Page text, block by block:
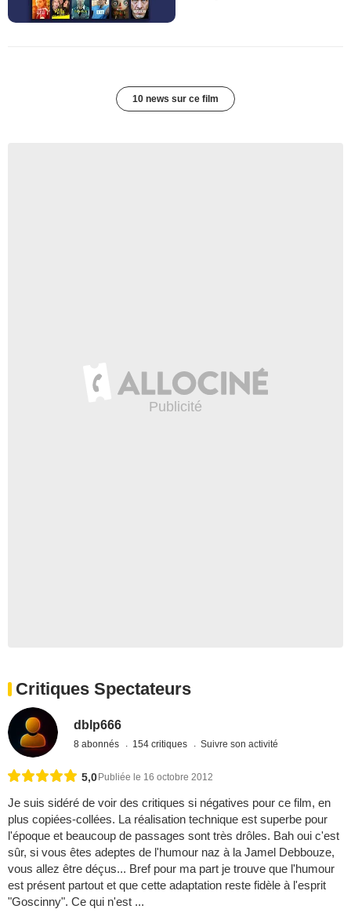
10 news sur ce film
Critiques Spectateurs
dblp666
8 abonnés 154 critiques Suivre son activité
5,0 Publiée le 16 octobre 2012
Je suis sidéré de voir des critiques si négatives pour ce film, en
plus copiées-collées. La réalisation technique est superbe pour
l'époque et beaucoup de passages sont très drôles. Bah oui c'est
sûr, si vous êtes adeptes de l'humour naz à la Jamel Debbouze,
vous allez être déçus... Bref pour ma part je trouve que l'humour
est présent partout et que cette adaptation reste fidèle à l'esprit
"Goscinny". Ce qui n'est ...